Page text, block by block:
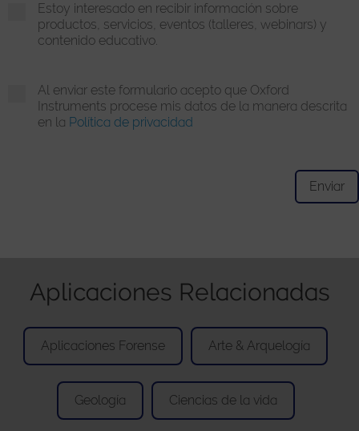
Estoy interesado en recibir información sobre
productos, servicios, eventos (talleres, webinars) y
contenido educativo.
Al enviar este formulario acepto que Oxford
Instruments procese mis datos de la manera descrita
en la Política de privacidad
Aplicaciones Relacionadas
Aplicaciones Forense Arte & Arquelogía
Geología Ciencias de la vida